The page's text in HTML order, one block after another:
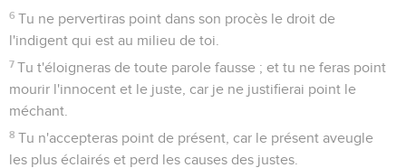
6 Tu ne pervertiras point dans son procès le droit de
l'indigent qui est au milieu de toi.
7 Tu t'éloigneras de toute parole fausse ; et tu ne feras point
mourir l'innocent et le juste, car je ne justifierai point le
méchant.
8 Tu n'accepteras point de présent, car le présent aveugle
les plus éclairés et perd les causes des justes.